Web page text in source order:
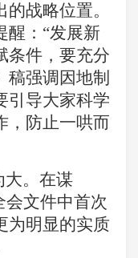
战略位置。
醒：“发展新
条件，要充分
稿强调因地制
引导大家科学
，防止一哄而
大。在谋
会文件中首次
为明显的实质